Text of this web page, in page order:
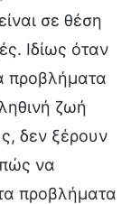
σε θέση
Ιδίως όταν
προβλήματα
ζωή
δεν ξέρουν
να
προβλήματα